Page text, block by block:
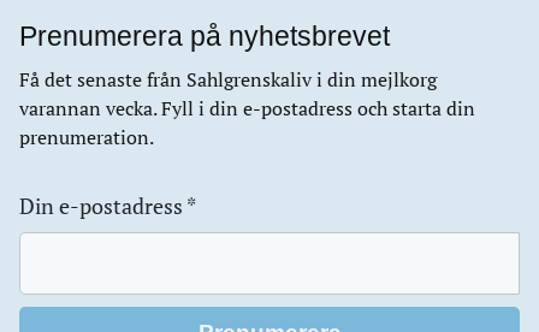
Prenumerera på nyhetsbrevet
Få det senaste från Sahlgrenskaliv i din mejlkorg
varannan vecka. Fyll i din e-postadress och starta din
prenumeration.
Din e-postadress *